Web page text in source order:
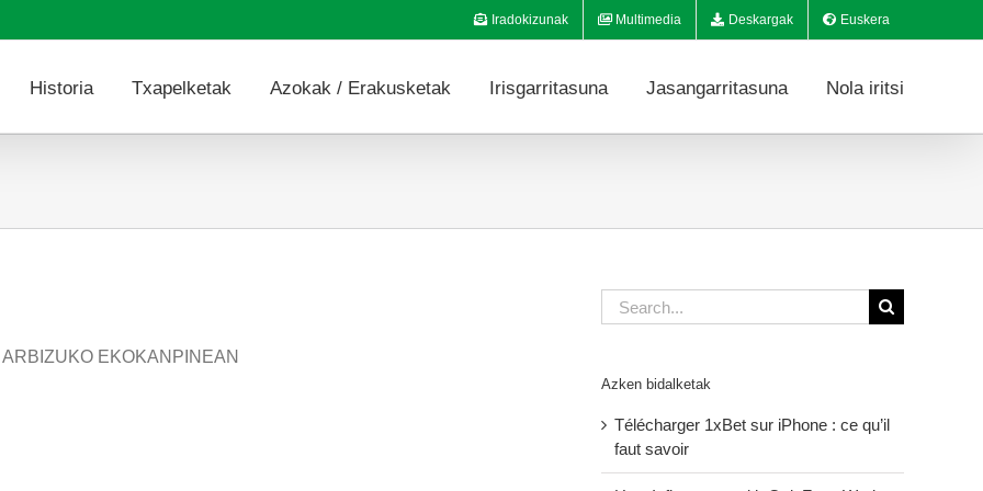
Iradokizunak Multimedia Deskargak Euskera
Historia Txapelketak Azokak / Erakusketak Irisgarritasuna Jasangarritasuna Nola iritsi
EKOKANPINEAN
Search
for:
Azken bidalketak
Télécharger 1xBet sur iPhone : ce qu’il
faut savoir